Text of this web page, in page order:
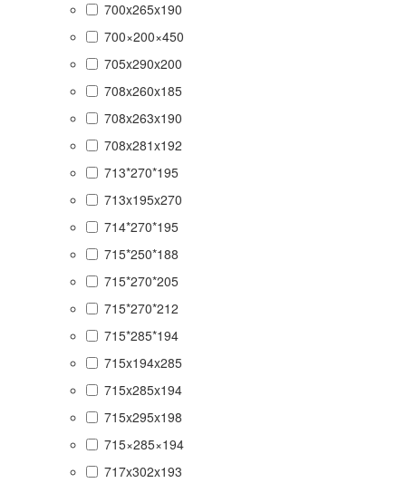
700x265x190
700×200×450
705x290x200
708x260x185
708x263x190
708x281x192
713*270*195
713x195x270
714*270*195
715*250*188
715*270*205
715*270*212
715*285*194
715x194x285
715x285x194
715x295x198
715×285×194
717x302x193